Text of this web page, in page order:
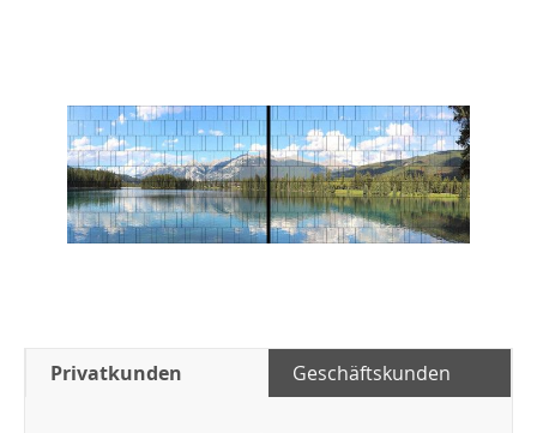
Privatkunden Geschäftskunden